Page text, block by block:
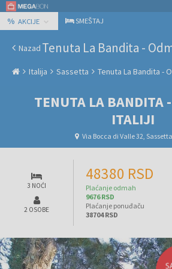
% AKCIJE SMEŠTAJ
Nazad
Italija Sassetta Tenuta La Bandita -
TENUTA LA BANDITA
ITALIJI
Via Bocca di Valle 32,
3 NOĆI
2 OSOBE
48380 RSD
Plaćanje odmah
9676 RSD
Plaćanje ponuđaču
38704 RSD